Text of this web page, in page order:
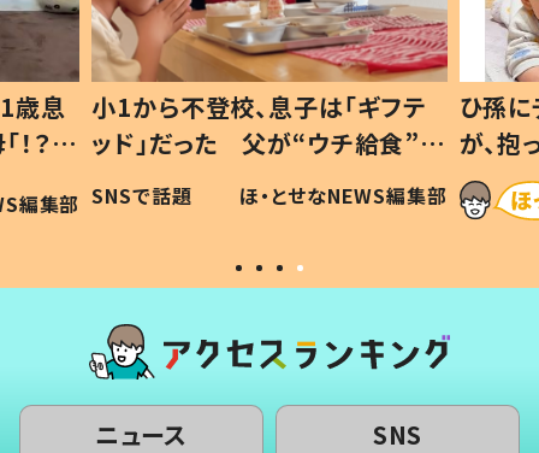
歳息
？」
編集部
小1から不登校、息子は「ギフテ
ッド」だった 父が“ウチ給食”を
作り続ける理由とは #令和の親
#令和の子
SNSで話題 ほ・とせなNEWS編集部
ひ孫
が、
「涙が
い」
ニュース SNS